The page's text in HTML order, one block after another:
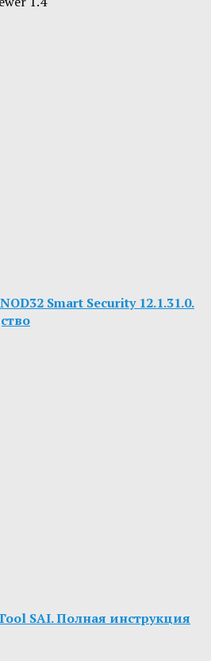
Smart Security 12.1.31.0.
SAI. Полная инструкция